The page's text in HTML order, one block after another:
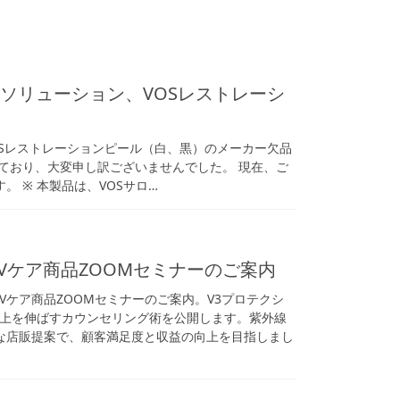
リューション、VOSレストレーシ
ストレーションピール（白、黒）のメーカー欠品
おり、大変申し訳ございませんでした。 現在、ご
。 ※ 本製品は、VOSサロ…
ア商品ZOOMセミナーのご案内
ア商品ZOOMセミナーのご案内。V3プロテクシ
を伸ばすカウンセリング術を公開します。紫外線
販提案で、顧客満足度と収益の向上を目指しまし